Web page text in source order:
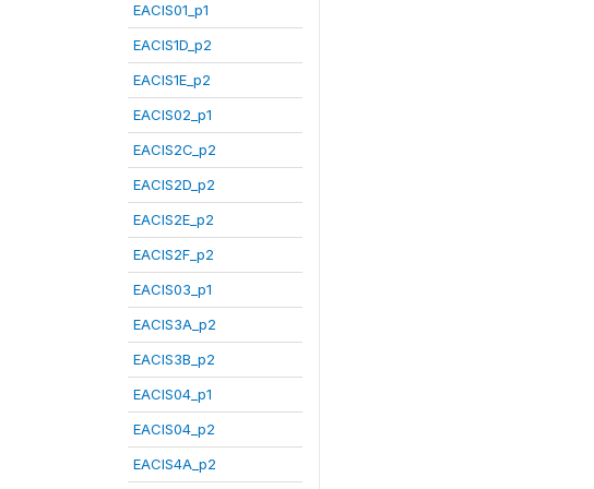
EACIS01_p1
EACIS1D_p2
EACIS1E_p2
EACIS02_p1
EACIS2C_p2
EACIS2D_p2
EACIS2E_p2
EACIS2F_p2
EACIS03_p1
EACIS3A_p2
EACIS3B_p2
EACIS04_p1
EACIS04_p2
EACIS4A_p2